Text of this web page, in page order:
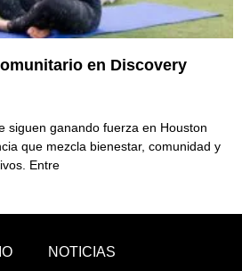
en Discovery
siguen ganando fuerza en Houston
que mezcla bienestar, comunidad y
Entre
NOTICIAS